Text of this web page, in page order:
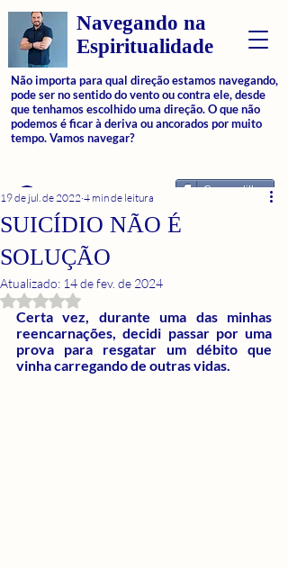
Navegando na
Espiritualidade
Não importa para qual direção estamos navegando,
pode ser no sentido do vento ou contra ele, desde
que tenhamos escolhido uma direção. O que não
podemos é ficar à deriva ou ancorados por muito
tempo. Vamos navegar?
Login Compartilhar
SUICÍDIO NÃO É
SOLUÇÃO
19 de jul. de 2022 4 min de leitura
Atualizado: 14 de fev. de 2024
Avaliado com NaN de 5 estrelas.
Certa vez, durante uma das minhas
reencarnações, decidi passar por uma
prova para resgatar um débito que
vinha carregando de outras vidas.